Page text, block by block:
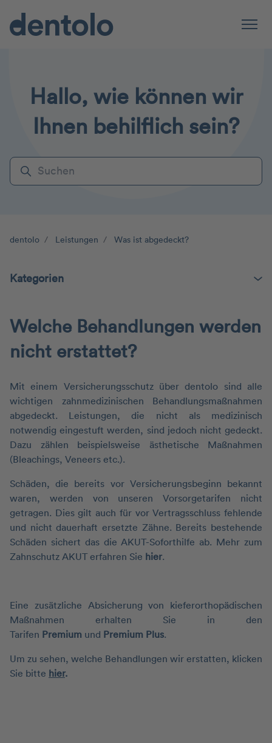
Hallo, wie können wir
Ihnen behilflich sein?
Suche
dentolo Leistungen Was ist abgedeckt?
Welche Behandlungen werden
nicht erstattet?
Mit einem Versicherungsschutz über dentolo sind alle
wichtigen zahnmedizinischen Behandlungsmaßnahmen
abgedeckt. Leistungen, die nicht als medizinisch
notwendig eingestuft werden, sind jedoch nicht gedeckt.
Dazu zählen beispielsweise ästhetische Maßnahmen
(Bleachings, Veneers etc.).
Schäden, die bereits vor Versicherungsbeginn bekannt
waren, werden von unseren Vorsorgetarifen nicht
getragen. Dies gilt auch für vor Vertragsschluss fehlende
und nicht dauerhaft ersetzte Zähne. Bereits bestehende
Schäden sichert das die AKUT-Soforthilfe ab. Mehr zum
Zahnschutz AKUT erfahren Sie hier.
Eine zusätzliche Absicherung von kieferorthopädischen
Maßnahmen erhalten Sie in den
Tarifen Premium und Premium Plus.
Um zu sehen, welche Behandlungen wir erstatten, klicken
Sie bitte hier.
Kategorien